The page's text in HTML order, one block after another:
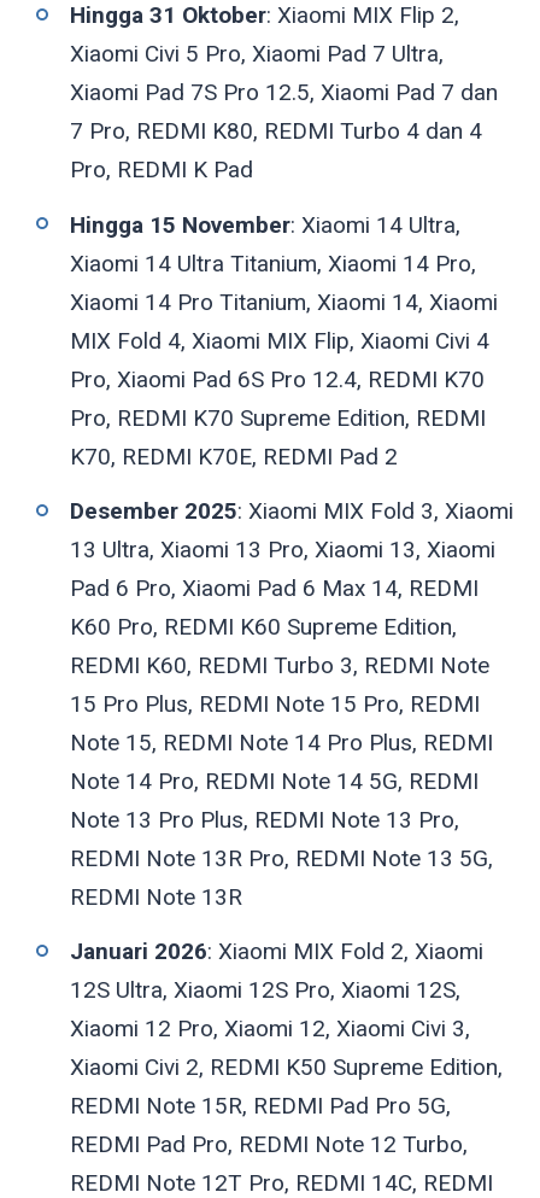
Hingga 31 Oktober: Xiaomi MIX Flip 2,
Xiaomi Civi 5 Pro, Xiaomi Pad 7 Ultra,
Xiaomi Pad 7S Pro 12.5, Xiaomi Pad 7 dan
7 Pro, REDMI K80, REDMI Turbo 4 dan 4
Pro, REDMI K Pad
Hingga 15 November: Xiaomi 14 Ultra,
Xiaomi 14 Ultra Titanium, Xiaomi 14 Pro,
Xiaomi 14 Pro Titanium, Xiaomi 14, Xiaomi
MIX Fold 4, Xiaomi MIX Flip, Xiaomi Civi 4
Pro, Xiaomi Pad 6S Pro 12.4, REDMI K70
Pro, REDMI K70 Supreme Edition, REDMI
K70, REDMI K70E, REDMI Pad 2
Desember 2025: Xiaomi MIX Fold 3, Xiaomi
13 Ultra, Xiaomi 13 Pro, Xiaomi 13, Xiaomi
Pad 6 Pro, Xiaomi Pad 6 Max 14, REDMI
K60 Pro, REDMI K60 Supreme Edition,
REDMI K60, REDMI Turbo 3, REDMI Note
15 Pro Plus, REDMI Note 15 Pro, REDMI
Note 15, REDMI Note 14 Pro Plus, REDMI
Note 14 Pro, REDMI Note 14 5G, REDMI
Note 13 Pro Plus, REDMI Note 13 Pro,
REDMI Note 13R Pro, REDMI Note 13 5G,
REDMI Note 13R
Januari 2026: Xiaomi MIX Fold 2, Xiaomi
12S Ultra, Xiaomi 12S Pro, Xiaomi 12S,
Xiaomi 12 Pro, Xiaomi 12, Xiaomi Civi 3,
Xiaomi Civi 2, REDMI K50 Supreme Edition,
REDMI Note 15R, REDMI Pad Pro 5G,
REDMI Pad Pro, REDMI Note 12 Turbo,
REDMI Note 12T Pro, REDMI 14C, REDMI